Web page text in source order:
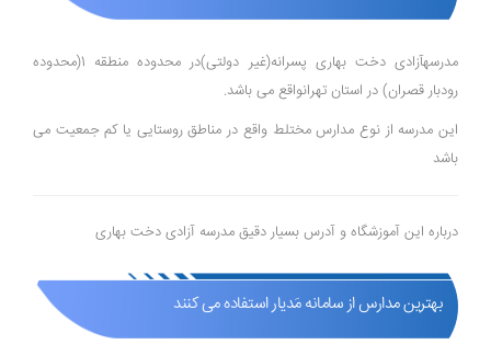
مدرسهآزادی دخت بهاری پسرانه(غیر دولتی)در محدوده منطقه 1(محدوده
رودبار قصران) در استان تهرانواقع می باشد.
این مدرسه از نوع مدارس مختلط واقع در مناطق روستایی یا کم جمعیت می
باشد
درباره این آموزشگاه و آدرس بسیار دقیق مدرسه آزادی دخت بهاری
بهترین مدارس از سامانه مَدیار استفاده می کنند